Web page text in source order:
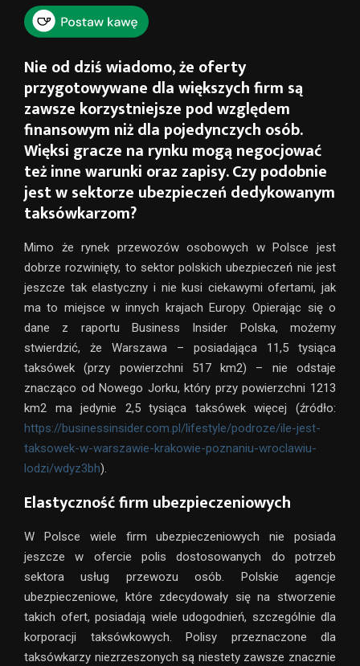
Nie od dziś wiadomo, że oferty
przygotowywane dla większych firm są
zawsze korzystniejsze pod względem
finansowym niż dla pojedynczych osób.
Więksi gracze na rynku mogą negocjować
też inne warunki oraz zapisy. Czy podobnie
jest w sektorze ubezpieczeń dedykowanym
taksówkarzom?
Mimo że rynek przewozów osobowych w Polsce jest
dobrze rozwinięty, to sektor polskich ubezpieczeń nie jest
jeszcze tak elastyczny i nie kusi ciekawymi ofertami, jak
ma to miejsce w innych krajach Europy. Opierając się o
dane z raportu Business Insider Polska, możemy
stwierdzić, że Warszawa – posiadająca 11,5 tysiąca
taksówek (przy powierzchni 517 km2) – nie odstaje
znacząco od Nowego Jorku, który przy powierzchni 1213
km2 ma jedynie 2,5 tysiąca taksówek więcej (źródło:
https://businessinsider.com.pl/lifestyle/podroze/ile-jest-
taksowek-w-warszawie-krakowie-poznaniu-wroclawiu-
lodzi/wdyz3bh).
Elastyczność firm ubezpieczeniowych
W Polsce wiele firm ubezpieczeniowych nie posiada
jeszcze w ofercie polis dostosowanych do potrzeb
sektora usług przewozu osób. Polskie agencje
ubezpieczeniowe, które zdecydowały się na stworzenie
takich ofert, posiadają wiele udogodnień, szczególnie dla
korporacji taksówkowych. Polisy przeznaczone dla
taksówkarzy niezrzeszonych są niestety zawsze znacznie